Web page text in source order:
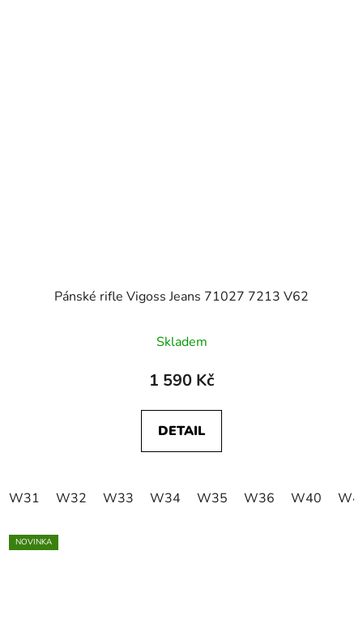
Pánské rifle Vigoss Jeans 71027 7213 V62
Skladem
1 590 Kč
DETAIL
W31 W32 W33 W34 W35 W36 W40
NOVINKA